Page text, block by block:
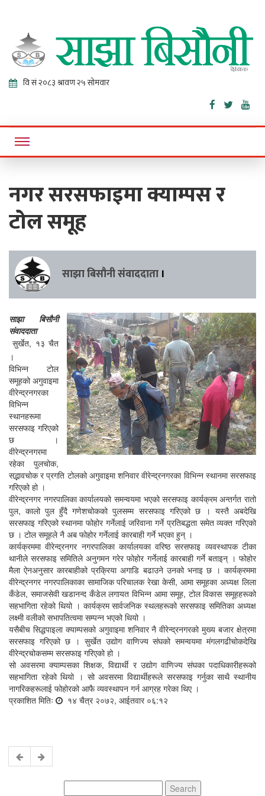
Sajha
Bisaunee
Online News Portal
नगर सरसफाइमा क्याम्पस र
टोल समूह
साझा बिसौनी संवाददाता ।
साझा बिसौनी
संवाददाता
सुर्खेत, १३ चैत
।
विभिन्न टोल
समूहको अगुवाइमा
वीरेन्द्रनगरका
विभिन्न
स्थानहरूमा
सरसफाइ गरिएको
छ ।
वीरेन्द्रनगरमा
रहेका पुलचोक,
सद्भावचोक र प्रगति टोलको अगुवाइमा शनिवार वीरेन्द्रनगरका विभिन्न स्थानमा सरसफाइ
गरिएको हो ।
वीरेन्द्रनगर नगरपालिका कार्यालयको समन्वयमा भएको सरसफाइ कार्यक्रम अन्तर्गत रातो
पुल, कालो पुल हुँदै गणेशचोकको पुलसम्म सरसफाइ गरिएको छ । यस्तै अबदेखि
सरसफाइ गरिएको स्थानमा फोहोर गर्नेलाई जरिवाना गर्ने प्रतिबद्धता समेत व्यक्त गरिएको
छ । टोल समूहले नै अब फोहोर गर्नेलाई कारबाही गर्ने भएका हुन् ।
कार्यक्रममा वीरेन्द्रनगर नगरपालिका कार्यालयका वरिष्ठ सरसफाइ व्यवस्थापक टीका
थानीले सरसफाइ समितिले अनुगमन गरेर फोहोर गर्नेलाई कारबाही गर्ने बताइन् । फोहोर
मैला ऐनअनुसार कारबाहीको प्रक्रिया अगाडि बढाउने उनको भनाइ छ । कार्यक्रममा
वीरेन्द्रनगर नगरपालिकाका सामाजिक परिचालक रेखा केसी, आमा समूहका अध्यक्ष लिला
कँडेल, समाजसेवी खडानन्द कँडेल लगायत विभिन्न आमा समूह, टोल विकास समूहहरूको
सहभागिता रहेको थियो । कार्यक्रम सार्वजनिक स्थलहरूको सरसफाइ समितिका अध्यक्ष
लक्ष्मी वलीको सभापतित्वमा सम्पन्न भएको थियो ।
यसैबीच सिद्धपाइला क्याम्पसको अगुवाइमा शनिवार नै वीरेन्द्रनगरको मुख्य बजार क्षेत्रमा
सरसफाइ गरिएको छ । सुर्खेत उद्योग वाणिज्य संघको समन्वयमा मंगलगढीचोकदेखि
वीरेन्द्रचोकसम्म सरसफाइ गरिएको हो ।
सो अवसरमा क्याम्पसका शिक्षक, विद्यार्थी र उद्योग वाणिज्य संघका पदाधिकारीहरूको
सहभागिता रहेको थियो । सो अवसरमा विद्यार्थीहरूले सरसफाइ गर्नुका साथै स्थानीय
नागरिकहरूलाई फोहोरको आफै व्यवस्थापन गर्न आग्रह गरेका थिए ।
प्रकाशित मितिः
१४ चैत्र २०७२, आईतवार ०६:१२